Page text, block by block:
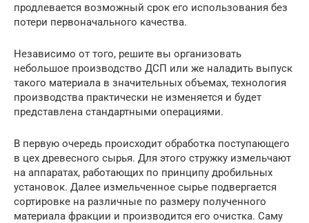
продлевается возможный срок его использования без
потери первоначального качества.
Независимо от того, решите вы организовать
небольшое производство ДСП или же наладить выпуск
такого материала в значительных объемах, технология
производства практически не изменяется и будет
представлена стандартными операциями.
В первую очередь происходит обработка поступающего
в цех древесного сырья. Для этого стружку измельчают
на аппаратах, работающих по принципу дробильных
установок. Далее измельченное сырье подвергается
сортировке на различные по размеру полученного
материала фракции и производится его очистка. Саму